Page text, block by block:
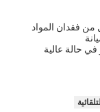
فقدان المواد
حالة عالية